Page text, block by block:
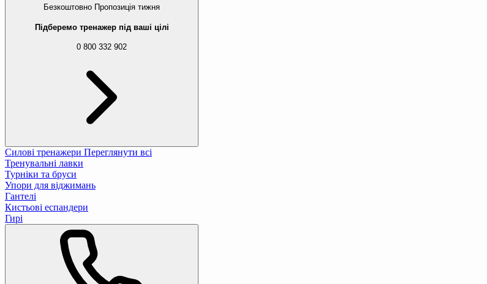
Безкоштовно Пропозиція тижня
Підберемо тренажер під ваші цілі
0 800 332 902
Силові тренажери Переглянути всі
Тренувальні лавки
Турніки та бруси
Упори для віджимань
Гантелі
Кистьові еспандери
Гирі